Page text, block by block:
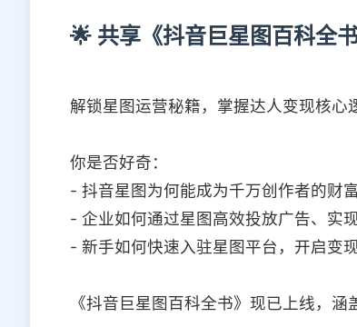
🌟 共享《抖音巨星图百科全书
解锁星图运营秘籍，掌握达人变现核心
你是否好奇：
- 抖音星图为何能成为千万创作者的财富
- 企业如何通过星图高效投放广告、实
- 新手如何快速入驻星图平台，开启变现
《抖音巨星图百科全书》现已上线，涵